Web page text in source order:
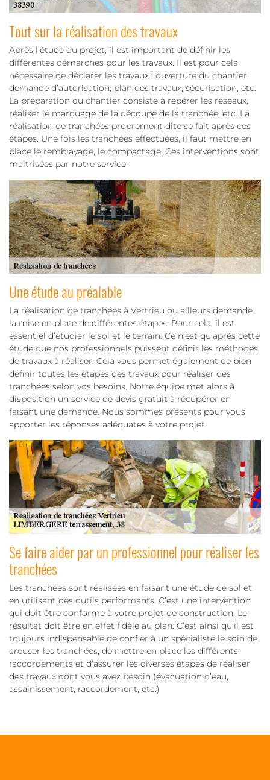
Tout sur la réalisation des travaux
Après l’étude du projet, il est important de définir les
différentes démarches pour les travaux. Il est pour cela
nécessaire de déclarer les travaux : ouverture du chantier,
demande d’autorisation, plan des travaux, sécurisation, etc.
La préparation du chantier consiste à repérer les réseaux,
réaliser le marquage de la découpe de la tranchée, etc. La
réalisation de tranchées proprement dite se fait après ces
étapes. Une fois les tranchées effectuées, il faut mettre en
place le remblayage, le compactage. Ces interventions sont
maitrisées par notre service.
Une étude au préalable
La réalisation de tranchées à Vertrieu ou ailleurs demande
la mise en place de différentes étapes. Pour cela, il est
essentiel d’étudier le sol et le terrain. Ce n’est qu’après cette
étude que nos professionnels puissent définir les méthodes
de travaux à réaliser. Cela vous permet également de bien
définir toutes les étapes des travaux pour réaliser des
tranchées selon vos besoins. Notre équipe met alors à
disposition un service de devis gratuit à récupérer en
faisant une demande. Nous sommes présents pour vous
apporter les réponses adéquates à votre projet.
Se faire aider par un professionnel pour réaliser les
tranchées
Les tranchées sont réalisées en faisant une étude de sol et
en utilisant des outils performants. C’est une intervention
qui doit être conforme à votre projet de construction. Le
résultat doit être en effet fidèle au plan. C’est ainsi qu’il est
toujours indispensable de confier à un spécialiste le soin de
creuser les tranchées, de mettre en place les différents
raccordements et d’assurer les diverses étapes de réaliser
des travaux dont vous avez besoin (évacuation d’eau,
assainissement, raccordement, etc.)